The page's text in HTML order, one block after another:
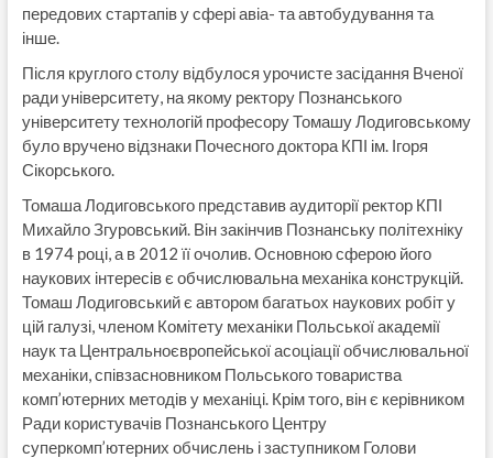
передових стартапів у сфері авіа- та автобудування та
інше.
Після круглого столу відбулося урочисте засідання Вченої
ради університету, на якому ректору Познанського
університету технологій професору Томашу Лодиговському
було вручено відзнаки Почесного доктора КПІ ім. Ігоря
Сікорського.
Томаша Лодиговського представив аудиторії ректор КПІ
Михайло Згуровський. Він закінчив Познанську політехніку
в 1974 році, а в 2012 її очолив. Основною сферою його
наукових інтересів є обчислювальна механіка конструкцій.
Томаш Лодиговський є автором багатьох наукових робіт у
цій галузі, членом Комітету механіки Польської академії
наук та Центральноєвропейської асоціації обчислювальної
механіки, співзасновником Польського товариства
комп’ютерних методів у механіці. Крім того, він є керівником
Ради користувачів Познанського Центру
суперкомп’ютерних обчислень і заступником Голови